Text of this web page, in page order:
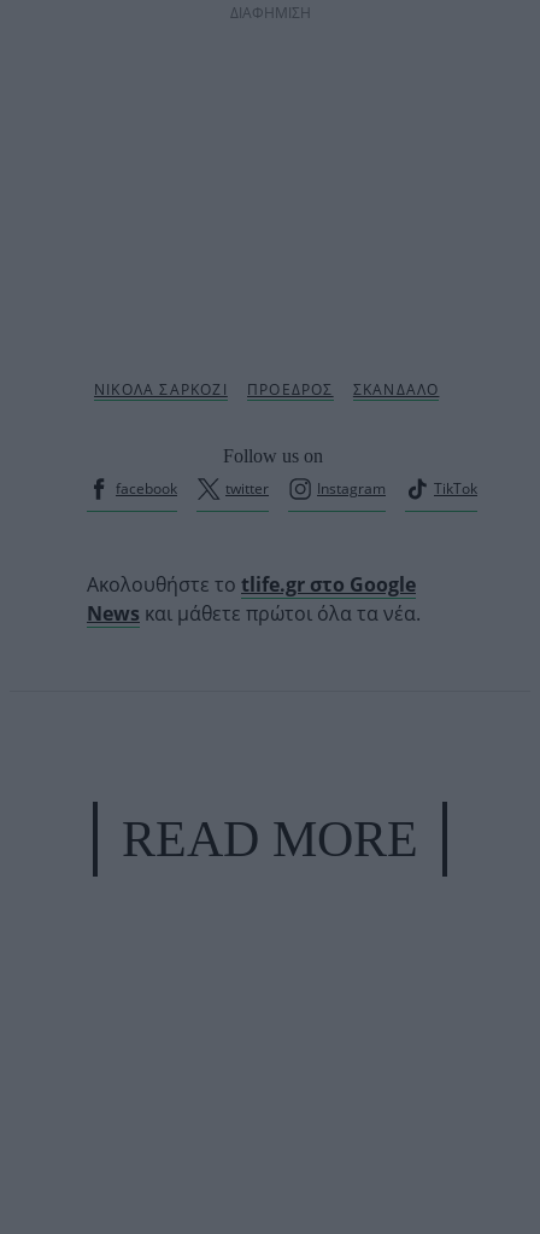
ΔΙΑΦΗΜΙΣΗ
Follow us on
facebook
twitter Instagram TikTok
Ακολουθήστε το tlife.gr στο Google
News και μάθετε πρώτοι όλα τα νέα.
READ MORE